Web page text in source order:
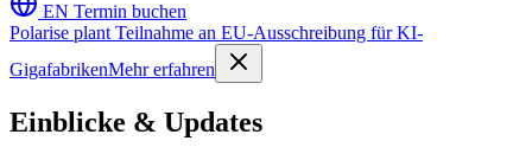
EN Termin buchen
Polarise plant Teilnahme an EU-Ausschreibung für KI-
GigafabrikenMehr erfahren
Einblicke & Updates